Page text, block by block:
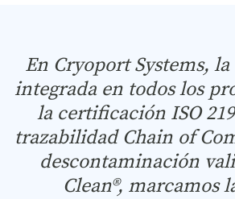
En Cryoport Systems,
integrada en todos los
la certificación ISO
trazabilidad Chain of
descontaminación
Clean®, marcamos